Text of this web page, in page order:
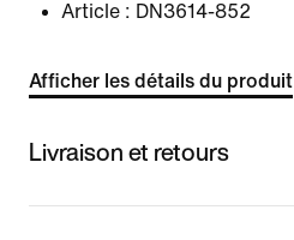
Article : DN3614-852
Afficher les détails du produit
Livraison et retours